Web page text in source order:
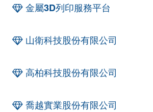
金屬3D列印服務平台
山衛科技股份有限公司
高柏科技股份有限公司
喬越實業股份有限公司